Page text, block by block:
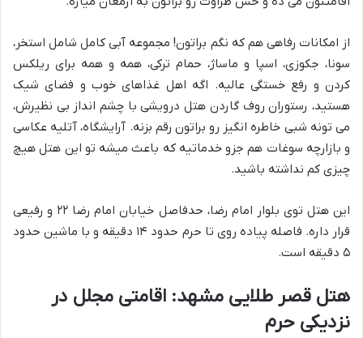
از امکانات رفاهی هم که نگم براتون! مجموعه آبی کامل شامل استخر،
سونا، جکوزی، اسپا و ماساژ، حمام ترکی، همه و همه برای ریلکس
کردن و رفع خستگی عالیه. اگه اهل غذاهای خوب و فضای شیک
هستید، رستوران روف گاردن هتل درویشی با چشم انداز بی نظیرش،
می تونه شبی خاطره انگیز رو براتون رقم بزنه. آرایشگاه، آتلیه عکاسی
و بازارچه سوغات هم جزو خدماتیه که باعث میشه تو این هتل هیچ
چیزی کم نداشته باشید.
این هتل توی بلوار امام رضا، حدفاصل خیابان امام رضا ۲۲ و رفیعی
قرار داره. فاصله پیاده روی تا حرم حدود ۱۴ دقیقه و با ماشین حدود
۵ دقیقه است.
هتل قصر طلایی مشهد: اقامتی مجلل در
نزدیکی حرم